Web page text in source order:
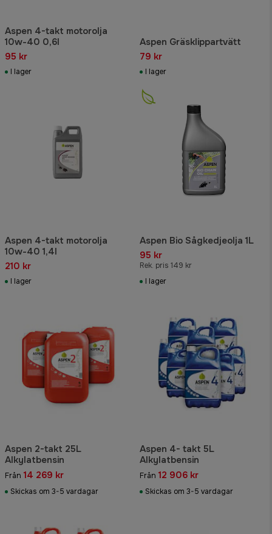
Aspen 4-takt motorolja
10w-40 0,6l
95 kr
I lager
Aspen Gräsklippartvätt
79 kr
I lager
Aspen 4-takt motorolja
10w-40 1,4l
210 kr
I lager
Aspen Bio Sågkedjeolja 1L
95 kr
Rek. pris 149 kr
I lager
Aspen 2-takt 25L
Alkylatbensin
Från 14 269 kr
Skickas om 3-5 vardagar
Aspen 4- takt 5L
Alkylatbensin
Från 12 906 kr
Skickas om 3-5 vardagar